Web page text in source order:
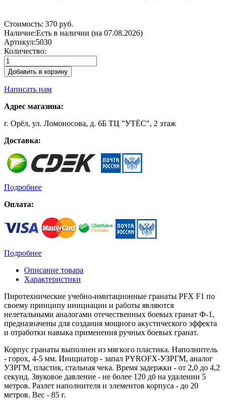
Стоимость: 370 руб.
Наличие:Есть в наличии (на 07.08.2026)
Артикул:5030
Количество:
Добавить в корзину
Написать нам
Адрес магазина:
г. Орёл, ул. Ломоносова, д. 6Б ТЦ "УТЁС", 2 этаж
Доставка:
Подробнее
Оплата:
Подробнее
Описание товара
Характеристики
Пиротехнические учебно-имитационные гранаты PFX F1 по
своему принципу инициации и работы являются
нелетальными аналогами отечественных боевых гранат Ф-1,
предназначены для создания мощного акустического эффекта
и отработки навыка применения ручных боевых гранат.
Корпус гранаты выполнен из мягкого пластика. Наполнитель
- горох, 4-5 мм. Инициатор - запал PYROFX-УЗРГМ, аналог
УЗРГМ, пластик, стальная чека. Время задержки - от 2,0 до 4,2
секунд. Звуковое давление - не более 120 дб на удалении 5
метров. Разлет наполнителя и элементов корпуса - до 20
метров. Вес - 85 г.